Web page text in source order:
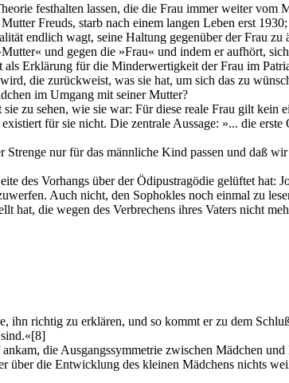
festhalten lassen, die die Frau immer weiter vom
Freuds, starb nach einem langen Leben erst
endlich wagt, seine Haltung gegenüber der Frau
und gegen die »Frau« und indem er aufhört,
Erklärung für die Minderwertigkeit der Frau im
die zurückweist, was sie hat, um sich das zu
im Umgang mit seiner Mutter?
zu sehen, wie sie war: Für diese reale Frau gilt
für sie nicht. Die zentrale Aussage: »... die
nur für das männliche Kind passen und daß
des Vorhangs über der Ödipustragödie gelüftet
Auch nicht, den Sophokles noch einmal zu
hat, die wegen des Verbrechens ihres Vaters nicht
ihn richtig zu erklären, und so kommt er zu dem
[8]
die Ausgangssymmetrie zwischen Mädchen
über die Entwicklung des kleinen Mädchens nichts